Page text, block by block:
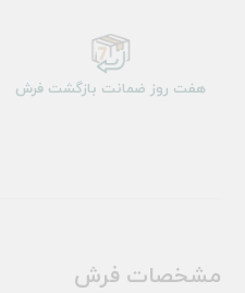
هفت روز ضمانت بازگشت فرش
مشخصات فرش